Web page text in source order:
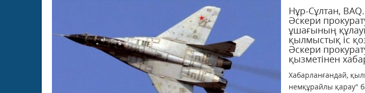
Нұр-Сұлтан,
Әскери
ұшағының
қылмыстық іс
Әскери
қызметінен
Хабарланғандай,
немқұрайлы қарау"